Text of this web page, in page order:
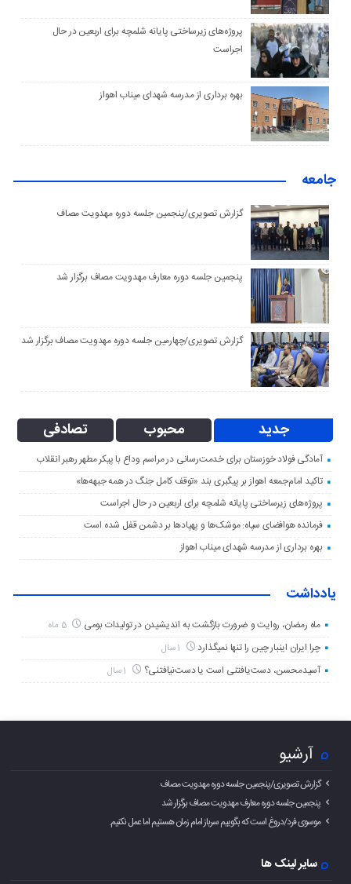
پروژه‌های زیرساختی پایانه شلمچه برای اربعین در حال
اجراست
بهره برداری از مدرسه شهدای میناب اهواز
جامعه
گزارش تصویری/پنجمین جلسه دوره مهدویت مصاف
پنجمین جلسه دوره معارف مهدویت مصاف برگزار شد
گزارش تصویری/چهارمین جلسه دوره مهدویت مصاف برگزار شد
جدید محبوب تصادفی
آمادگی فولاد خوزستان برای خدمت‌رسانی در مراسم وداع با پیکر مطهر رهبر انقلاب
تاکید امام‌جمعه اهواز بر پیگبری بند «توقف کامل جنگ در همه جبهه‌ها»
پروژه‌های زیرساختی پایانه شلمچه برای اربعین در حال اجراست
فرمانده هوافضای سپاه: موشک‌ها و پهپادها بر دشمن قفل شده است
بهره برداری از مدرسه شهدای میناب اهواز
یادداشت
ماه رمضان، روایت و ضرورت بازگشت به اندیشیدن در تولیدات بومی 5 ماه
چرا ایران اینبار چین را تنها نمیگذارد
آسیدمحسن، دست‌یافتنی است یا دست‌نیافتنی؟
آرشیو
گزارش تصویری/پنجمین جلسه دوره مهدویت مصاف
پنجمین جلسه دوره معارف مهدویت مصاف برگزار شد
موسوی فرد/دروغ است که بگوییم سرباز امام زمان هستیم اما عمل نکنیم.
سایر لینک ها